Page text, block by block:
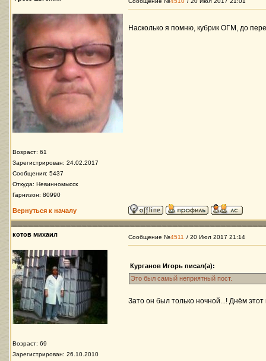
Возраст: 61
Зарегистрирован: 24.02.2017
Сообщения: 5437
Откуда: Невинномысск
Гарнизон: 80990
Насколько я помню, кубрик ОГМ, до
Вернуться к началу
котов михаил
Возраст: 69
Зарегистрирован: 26.10.2010
Сообщение №4511 / 20 Июл 2017 21:14
Курганов Игорь писал(а):
Это был самый неприятный пост.
Зато он был только ночной...! Днём этот